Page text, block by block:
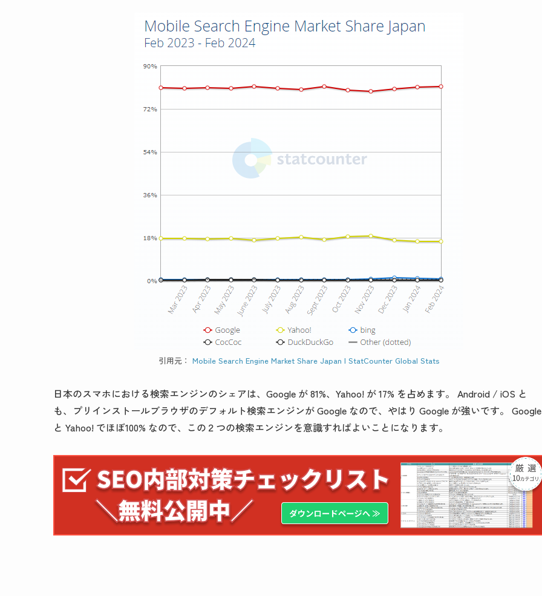
引用元： Mobile Search Engine Market Share Japan | StatCounter Global Stats
日本のスマホにおける検索エンジンのシェアは、Google が 81%、Yahoo! が 17% を占めます。 Android / iOS と
も、プリインストールブラウザのデフォルト検索エンジンが Google なので、やはり Google が強いです。 Google
と Yahoo! でほぼ100% なので、この２つの検索エンジンを意識すればよいことになります。